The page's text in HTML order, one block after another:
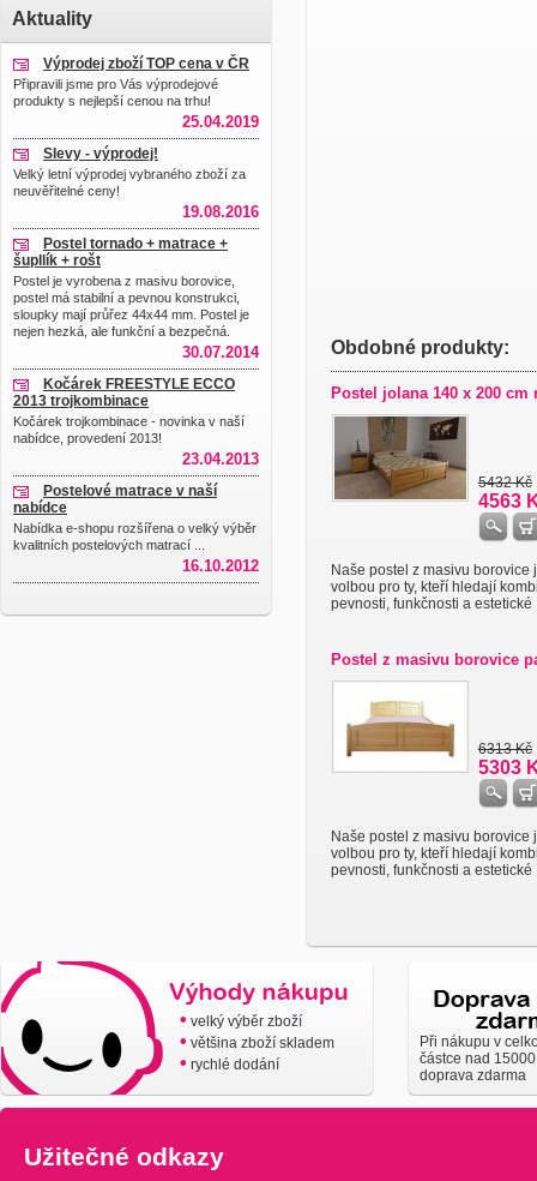
Aktuality
Výprodej zboží TOP cena v ČR
Připravili jsme pro Vás výprodejové
produkty s nejlepší cenou na trhu!
25.04.2019
Slevy - výprodej!
Velký letní výprodej vybraného zboží za
neuvěřitelné ceny!
19.08.2016
Postel tornado + matrace +
šupllík + rošt
Postel je vyrobena z masivu borovice,
postel má stabilní a pevnou konstrukci,
sloupky mají průřez 44x44 mm. Postel je
nejen hezká, ale funkční a bezpečná.
30.07.2014
Kočárek FREESTYLE ECCO
2013 trojkombinace
Kočárek trojkombinace - novinka v naší
nabídce, provedení 2013!
23.04.2013
Postelové matrace v naší
nabídce
Nabídka e-shopu rozšířena o velký výběr
kvalitních postelových matrací ...
16.10.2012
Obdobné produkty:
Postel jolana 140 x 200 cm
5432 Kč
4563
Naše postel z masivu borovice
volbou pro ty, kteří hledají
pevnosti, funkčnosti a estetické
Postel z masivu borovice
6313 Kč
5303
Naše postel z masivu borovice
volbou pro ty, kteří hledají
pevnosti, funkčnosti a estetické
• velký výběr zboží
• většina zboží skladem
• rychlé dodání
Při nákupu v
částce nad
doprava zdarma
Užitečné odkazy